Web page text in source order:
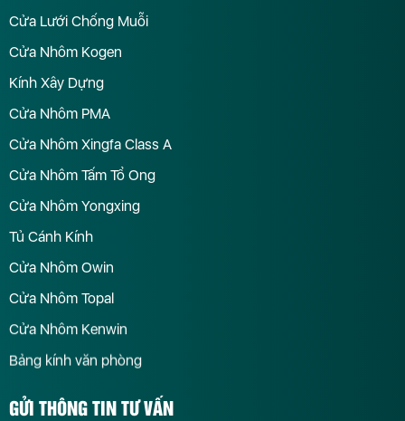
Cửa Lưới Chống Muỗi
Cửa Nhôm Kogen
Kính Xây Dựng
Cửa Nhôm PMA
Cửa Nhôm Xingfa Class A
Cửa Nhôm Tấm Tổ Ong
Cửa Nhôm Yongxing
Tủ Cánh Kính
Cửa Nhôm Owin
Cửa Nhôm Topal
Cửa Nhôm Kenwin
Bảng kính văn phòng
GỬI THÔNG TIN TƯ VẤN